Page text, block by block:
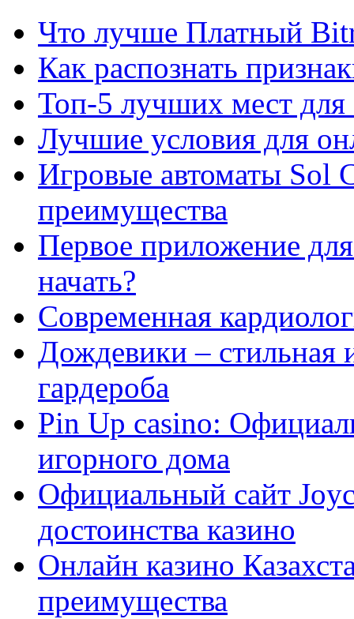
Что лучше Платный
Как распознать
Топ-5 лучших мест для
Лучшие условия для
Игровые автоматы Sol
преимущества
Первое приложение
начать?
Современная
Дождевики – стильная
гардероба
Pin Up casino:
игорного дома
Официальный сайт
достоинства казино
Онлайн казино
преимущества